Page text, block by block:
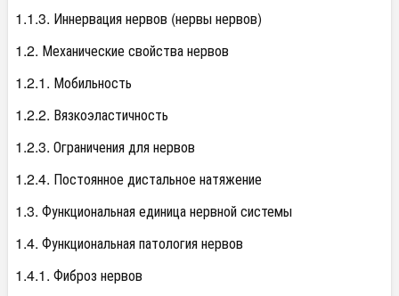
1.1.3. Иннервация нервов (нервы нервов)
1.2. Механические свойства нервов
1.2.1. Мобильность
1.2.2. Вязкоэластичность
1.2.3. Ограничения для нервов
1.2.4. Постоянное дистальное натяжение
1.3. Функциональная единица нервной системы
1.4. Функциональная патология нервов
1.4.1. Фиброз нервов